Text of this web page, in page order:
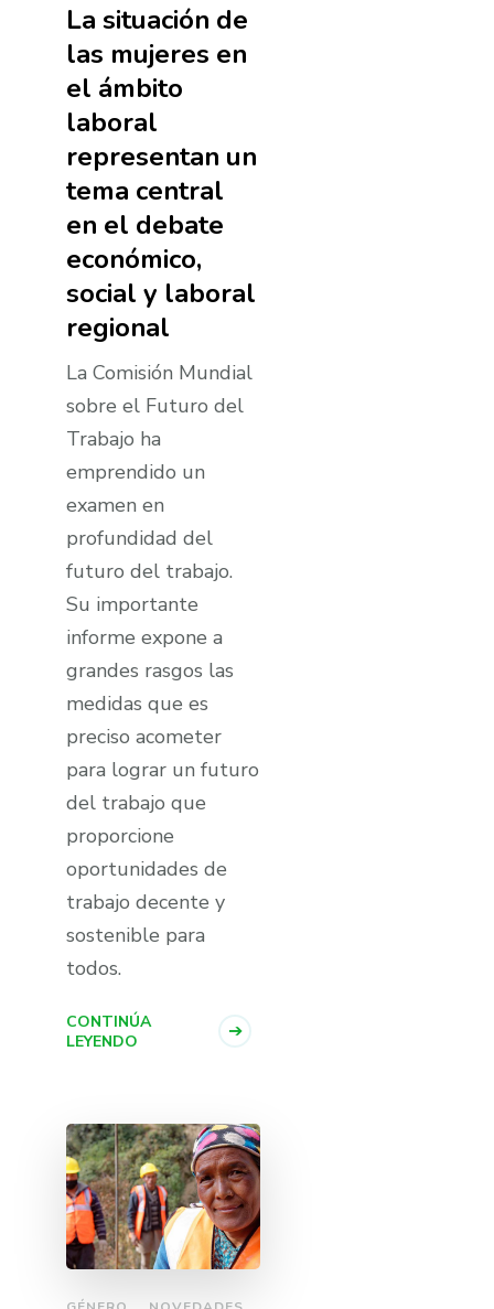
La situación de
las mujeres en
el ámbito
laboral
representan un
tema central
en el debate
económico,
social y laboral
regional
La Comisión Mundial
sobre el Futuro del
Trabajo ha
emprendido un
examen en
profundidad del
futuro del trabajo.
Su importante
informe expone a
grandes rasgos las
medidas que es
preciso acometer
para lograr un futuro
del trabajo que
proporcione
oportunidades de
trabajo decente y
sostenible para
todos.
CONTINÚA
LEYENDO